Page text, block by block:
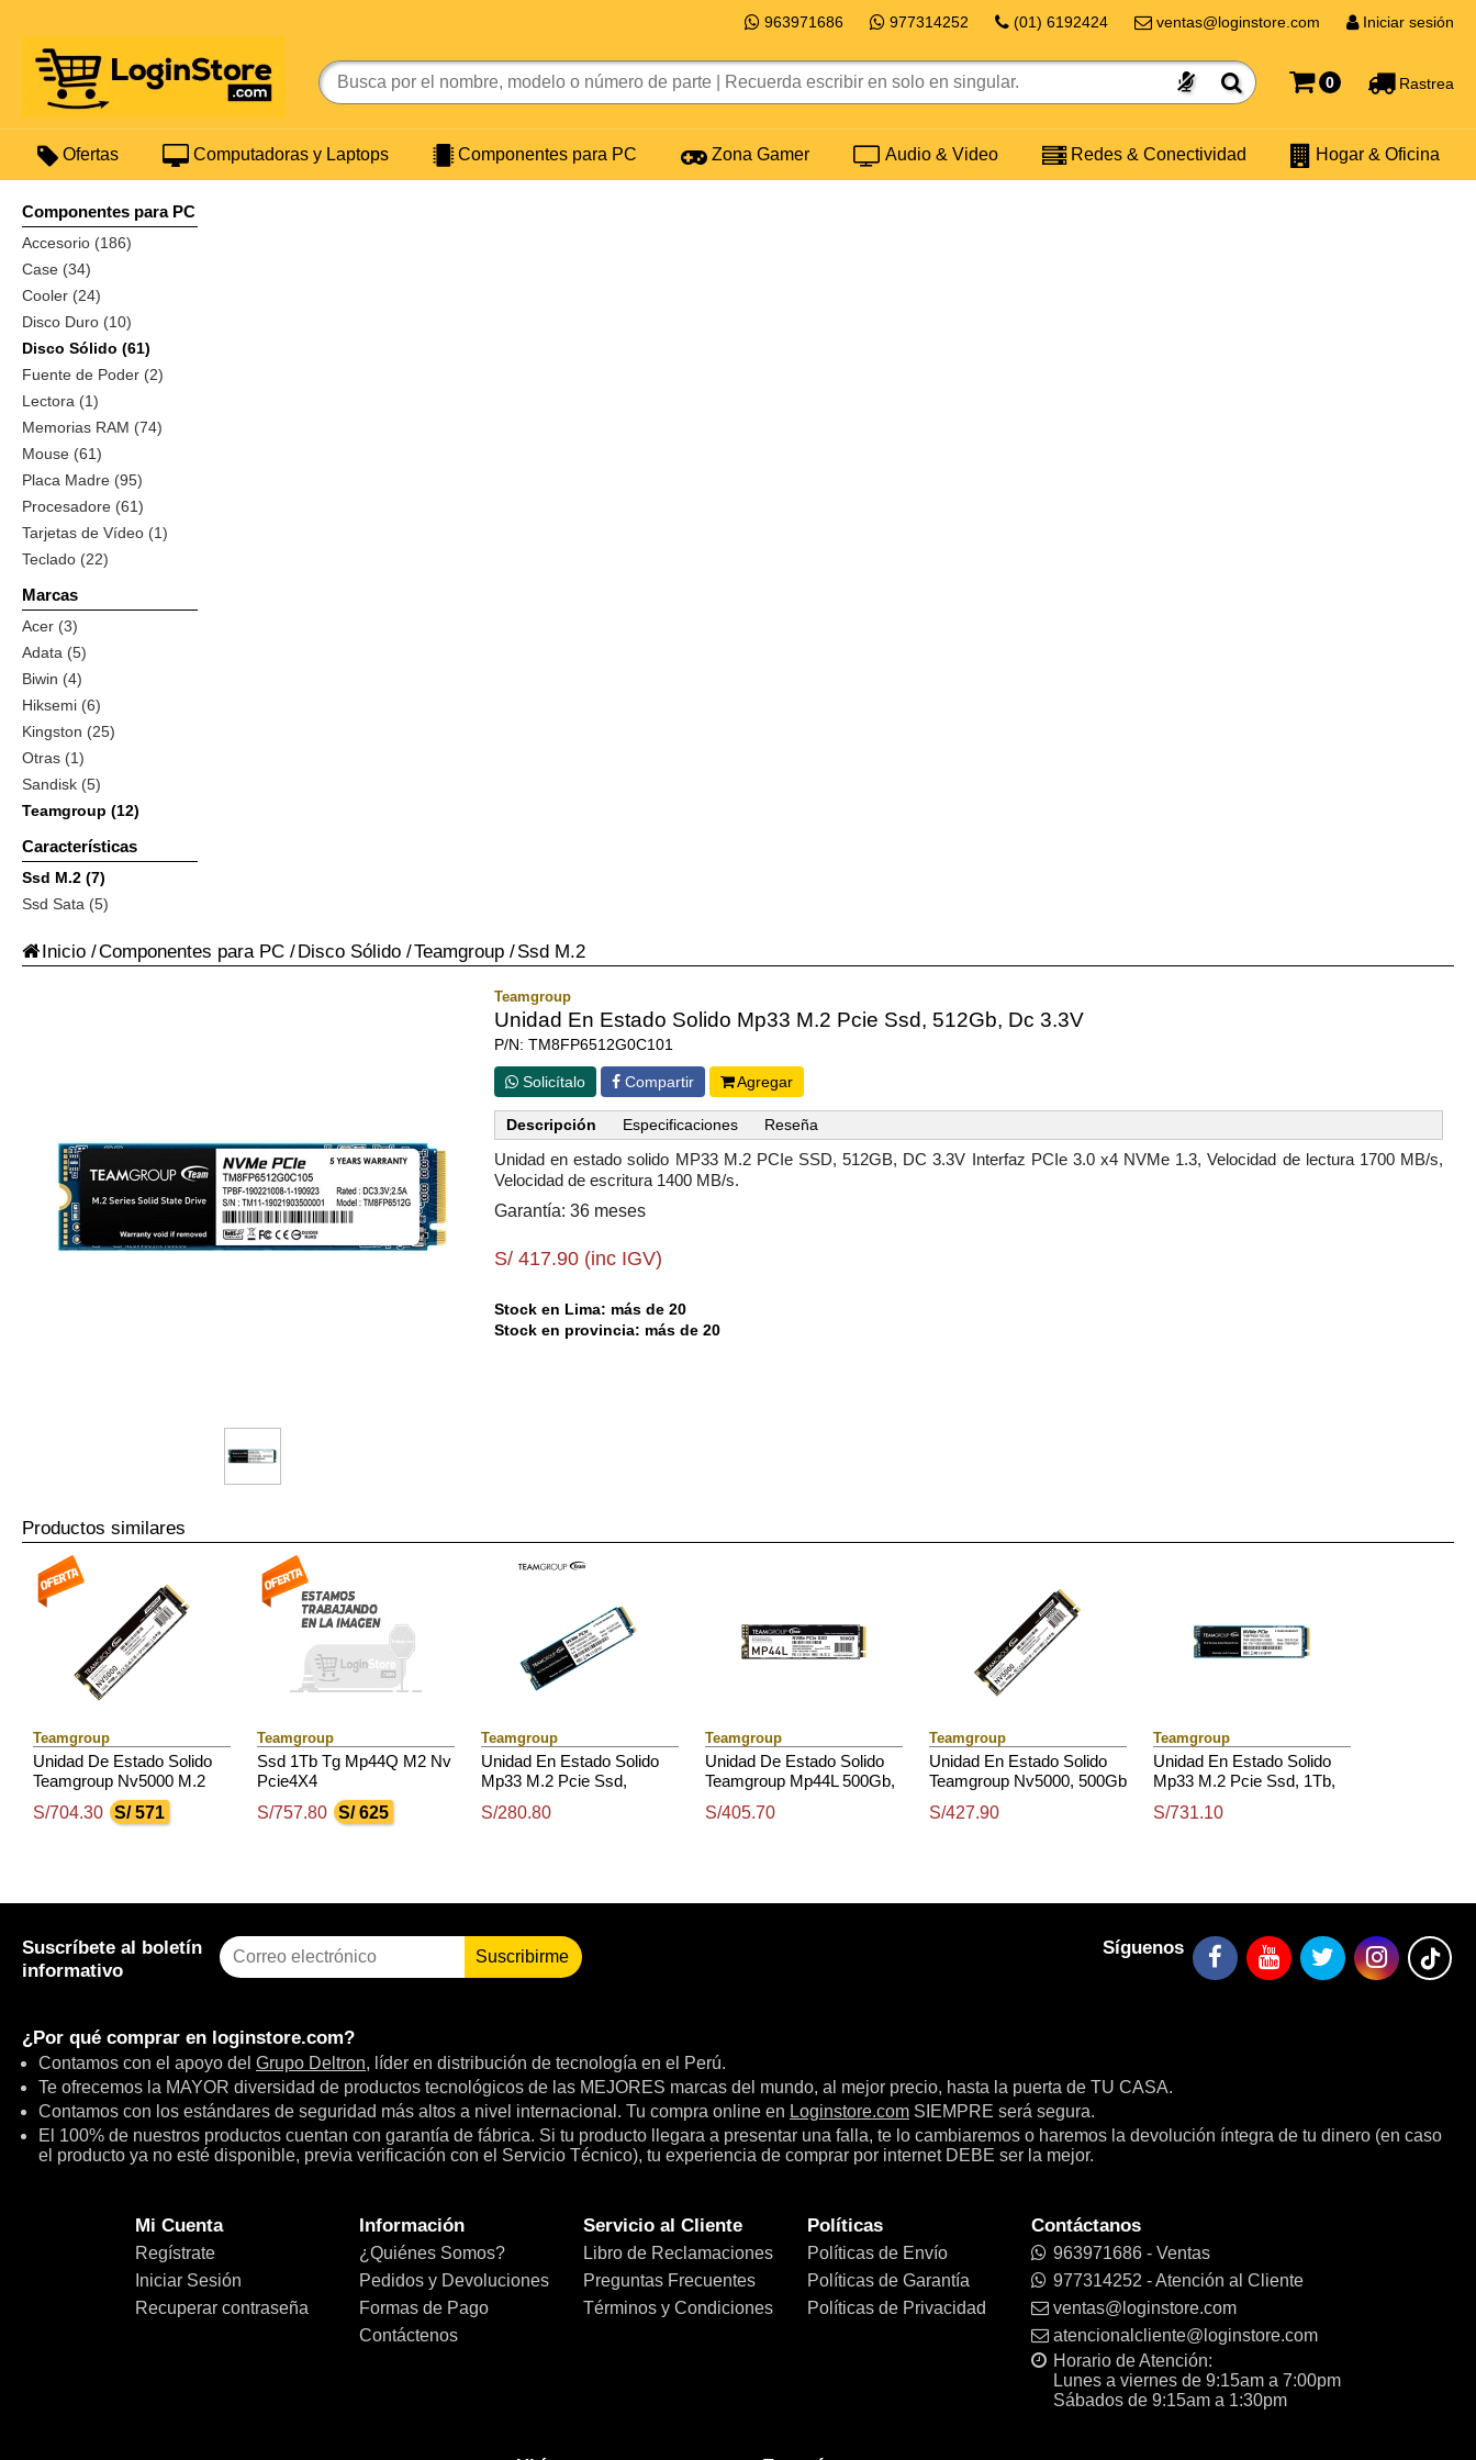
963971686 977314252 (01) 6192424 ventas@loginstore.com Iniciar sesión
0 Rastrea
Ofertas Computadoras y Laptops Componentes para PC Zona Gamer Audio & Video Redes & Conectividad Hogar & Oficina
Componentes para PC
Accesorio (186)
Case (34)
Cooler (24)
Disco Duro (10)
Disco Sólido (61)
Fuente de Poder (2)
Lectora (1)
Memorias RAM (74)
Mouse (61)
Placa Madre (95)
Procesadore (61)
Tarjetas de Vídeo (1)
Teclado (22)
Marcas
Acer (3)
Adata (5)
Biwin (4)
Hiksemi (6)
Kingston (25)
Otras (1)
Sandisk (5)
Teamgroup (12)
Características
Ssd M.2 (7)
Ssd Sata (5)
Inicio /Componentes para PC /Disco Sólido /Teamgroup /Ssd M.2
Teamgroup
Unidad En Estado Solido Mp33 M.2 Pcie Ssd, 512Gb, Dc 3.3V
P/N: TM8FP6512G0C101
Solicítalo Compartir Agregar
Descripción Especificaciones Reseña
Unidad en estado solido MP33 M.2 PCIe SSD, 512GB, DC 3.3V Interfaz PCIe 3.0 x4 NVMe 1.3, Velocidad de lectura 1700 MB/s,
Velocidad de escritura 1400 MB/s.
Garantía: 36 meses
S/ 417.90 (inc IGV)
Stock en Lima: más de 20
Stock en provincia: más de 20
Productos similares
Teamgroup
Unidad De Estado Solido
Teamgroup Nv5000 M.2
Pcie 4.0 Ssd M.2 1Tb, Pcie
Gen4X4 Con Nvme
S/704.30 S/ 571
Teamgroup
Ssd 1Tb Tg Mp44Q M2 Nv
Pcie4X4
S/757.80 S/ 625
Teamgroup
Unidad En Estado Solido
Mp33 M.2 Pcie Ssd,
S/280.80
Teamgroup
Unidad De Estado Solido
Teamgroup Mp44L 500Gb,
Nvme 1.4
S/405.70
Teamgroup
Unidad En Estado Solido
Teamgroup Nv5000, 500Gb
S/427.90
Teamgroup
Unidad En Estado Solido
Mp33 M.2 Pcie Ssd, 1Tb,
S/731.10
Suscríbete al boletín
informativo
Suscribirme Síguenos
¿Por qué comprar en loginstore.com?
Contamos con el apoyo del Grupo Deltron, líder en distribución de tecnología en el Perú.
Te ofrecemos la MAYOR diversidad de productos tecnológicos de las MEJORES marcas del mundo, al mejor precio, hasta la puerta de TU CASA.
Contamos con los estándares de seguridad más altos a nivel internacional. Tu compra online en Loginstore.com SIEMPRE será segura.
El 100% de nuestros productos cuentan con garantía de fábrica. Si tu producto llegara a presentar una falla, te lo cambiaremos o haremos la devolución íntegra de tu dinero (en caso
el producto ya no esté disponible, previa verificación con el Servicio Técnico), tu experiencia de comprar por internet DEBE ser la mejor.
Mi Cuenta
Regístrate
Iniciar Sesión
Recuperar contraseña
Información
¿Quiénes Somos?
Pedidos y Devoluciones
Formas de Pago
Contáctenos
Servicio al Cliente
Libro de Reclamaciones
Preguntas Frecuentes
Términos y Condiciones
Políticas
Políticas de Envío
Políticas de Garantía
Políticas de Privacidad
Contáctanos
963971686 - Ventas
977314252 - Atención al Cliente
ventas@loginstore.com
atencionalcliente@loginstore.com
Horario de Atención:
Lunes a viernes de 9:15am a 7:00pm
Sábados de 9:15am a 1:30pm